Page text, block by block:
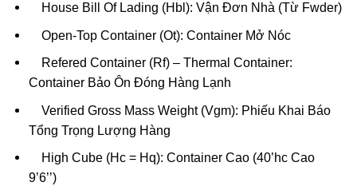
House Bill Of Lading (Hbl): Vận Đơn Nhà (Từ Fwder)
Open-Top Container (Ot): Container Mở Nóc
Refered Container (Rf) – Thermal Container:
Container Bảo Ôn Đóng Hàng Lạnh
Verified Gross Mass Weight (Vgm): Phiếu Khai Báo
Tổng Trọng Lượng Hàng
High Cube (Hc = Hq): Container Cao (40’hc Cao
9’6’’)